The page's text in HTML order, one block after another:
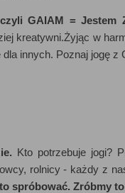
GAIAM = Jestem
kreatywni.Żyjąc w
dla innych. Poznaj jogę z
Kto potrzebuje jogi?
rolnicy - każdy z
spróbować. Zróbmy